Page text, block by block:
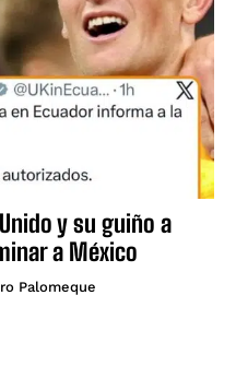
y su guiño a
a México
Palomeque